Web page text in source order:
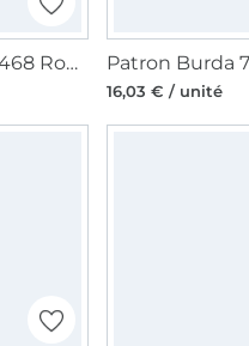
Patron Burda 7468 Robe & Bonnet Moyen Age, en français
16,03 € / unité